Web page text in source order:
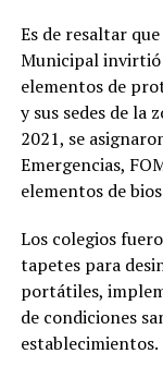
Es de resaltar
Municipal invirtió
elementos de
y sus sedes de la
2021, se
Emergencias,
elementos de
Los colegios
tapetes para
portátiles,
de condiciones
establecimientos.